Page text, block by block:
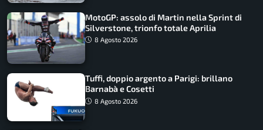
MotoGP: assolo di Martin nella Sprint di
Silverstone, trionfo totale Aprilia
8 Agosto 2026
Tuffi, doppio argento a Parigi: brillano
Barnabà e Cosetti
8 Agosto 2026